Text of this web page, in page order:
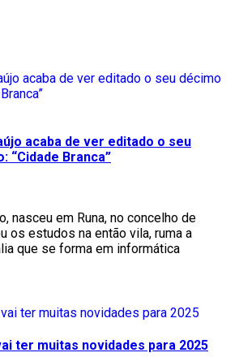
acaba de ver editado o seu
“Cidade Branca”
nasceu em Runa, no concelho de
os estudos na então vila, ruma a
que se forma em informática
ter muitas novidades para 2025